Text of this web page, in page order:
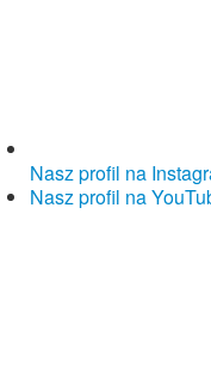
Nasz profil na
Nasz profil na